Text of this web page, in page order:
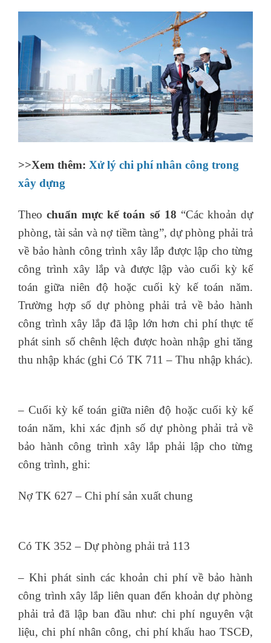
>>Xem thêm: Xử lý chi phí nhân công trong
xây dựng
Theochuẩn mực kế toán số 18 “Các khoản dự
phòng, tài sản và nợ tiềm tàng”, dự phòng phải trả
về bảo hành công trình xây lắp được lập cho từng
công trình xây lắp và được lập vào cuối kỳ kế
toán giữa niên độ hoặc cuối kỳ kế toán năm.
Trường hợp số dự phòng phải trả về bảo hành
công trình xây lắp đã lập lớn hơn chi phí thực tế
phát sinh số chênh lệch được hoàn nhập ghi tăng
thu nhập khác (ghi Có TK 711 – Thu nhập khác).
– Cuối kỳ kế toán giữa niên độ hoặc cuối kỳ kế
toán năm, khi xác định số dự phòng phải trả về
bảo hành công trình xây lắp phải lập cho từng
công trình, ghi:
Nợ TK 627 – Chi phí sản xuất chung
Có TK 352 – Dự phòng phải trả 113
– Khi phát sinh các khoản chi phí về bảo hành
công trình xây lắp liên quan đến khoản dự phòng
phải trả đã lập ban đầu như: chi phí nguyên vật
liệu, chi phí nhân công, chi phí khấu hao TSCĐ,